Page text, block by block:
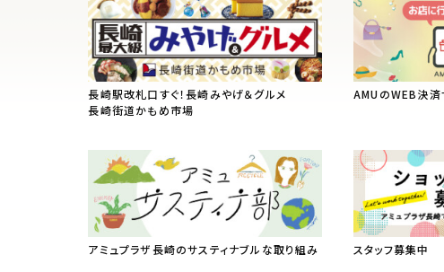
長崎駅改札口すぐ！長崎みやげ＆グルメ
長崎街道かもめ市場
AMUのWEB決済
アミュプラザ長崎のサスティナブルな取り組み スタッフ募集中